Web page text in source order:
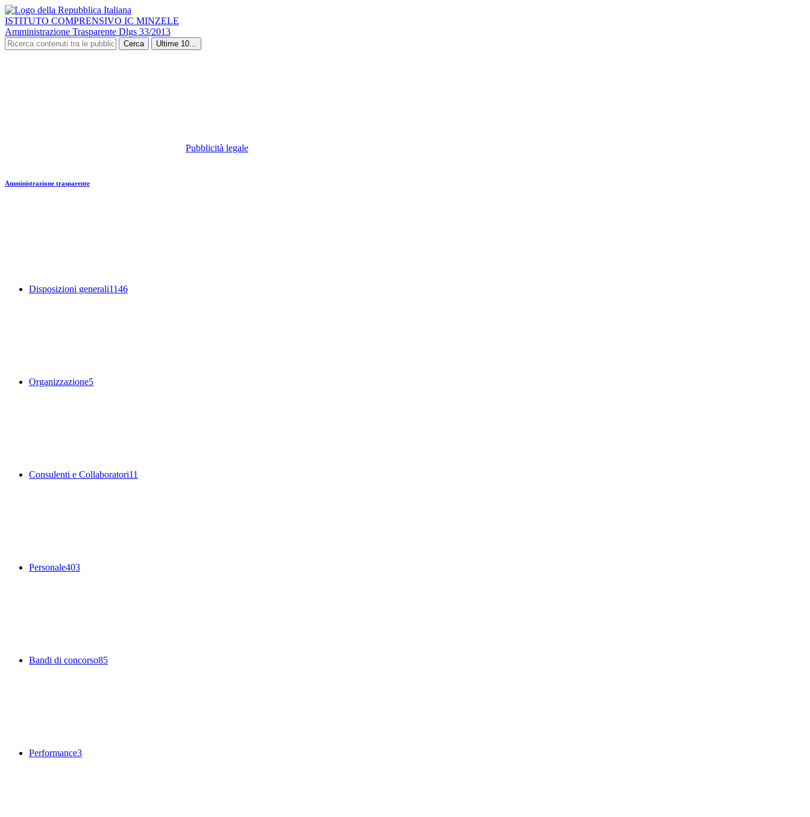
ISTITUTO COMPRENSIVO IC MINZELE
Amministrazione Trasparente Dlgs 33/2013
Cerca Ultime 10...
Pubblicità legale
Amministrazione trasparente
Disposizioni generali1146
Organizzazione5
Consulenti e Collaboratori11
Personale403
Bandi di concorso85
Performance3